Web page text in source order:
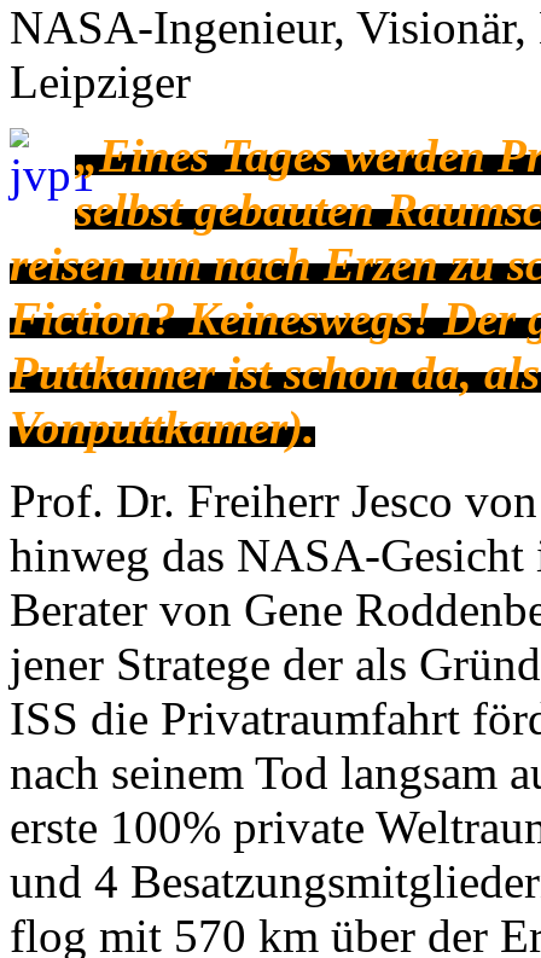
NASA-Ingenieur,
Leipziger
„Eines Tages werden
selbst gebauten
reisen um nach Erzen zu
Fiction? Keineswegs! Der
Puttkamer ist schon da,
Vonputtkamer).
Prof. Dr. Freiherr Jesco
hinweg das NASA-Gesicht
Berater von Gene
jener Stratege der als
ISS die Privatraumfahrt
nach seinem Tod langsam
erste 100% private
und 4
flog mit 570 km über der